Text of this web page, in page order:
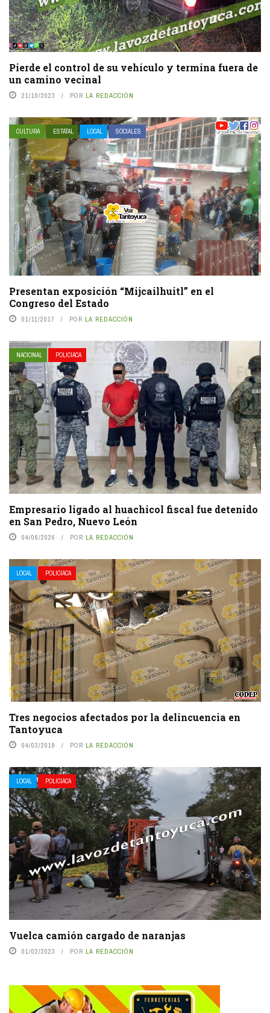
Pierde el control de su vehículo y termina fuera de
un camino vecinal
21/10/2023 POR LA REDACCIÓN
CULTURA ESTATAL LOCAL SOCIALES
Presentan exposición “Mijcailhuitl” en el
Congreso del Estado
01/11/2017 POR LA REDACCIÓN
NACIONAL POLICIACA
Empresario ligado al huachicol fiscal fue detenido
en San Pedro, Nuevo León
04/06/2026 POR LA REDACCIÓN
LOCAL POLICIACA
Tres negocios afectados por la delincuencia en
Tantoyuca
04/03/2019 POR LA REDACCIÓN
LOCAL POLICIACA
Vuelca camión cargado de naranjas
01/02/2023 POR LA REDACCIÓN